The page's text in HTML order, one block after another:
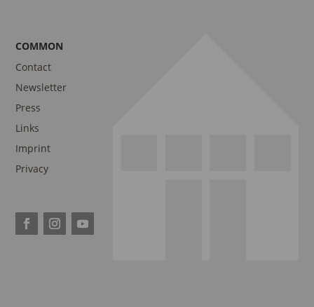
COMMON
Contact
Newsletter
Press
Links
Imprint
Privacy